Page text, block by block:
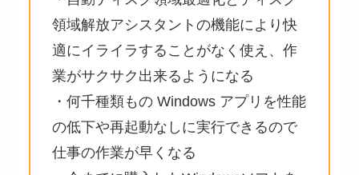
領域解放アシスタントの機能により快
適にイライラすることがなく使え、作
業がサクサク出来るようになる
・何千種類もの Windows アプリを性能
の低下や再起動なしに実行できるので
仕事の作業が早くなる